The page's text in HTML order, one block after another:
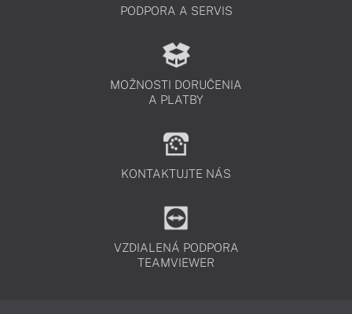
PODPORA A SERVIS
MOŽNOSTI DORUČENIA
A PLATBY
KONTAKTUJTE NÁS
VZDIALENÁ PODPORA
TEAMVIEWER